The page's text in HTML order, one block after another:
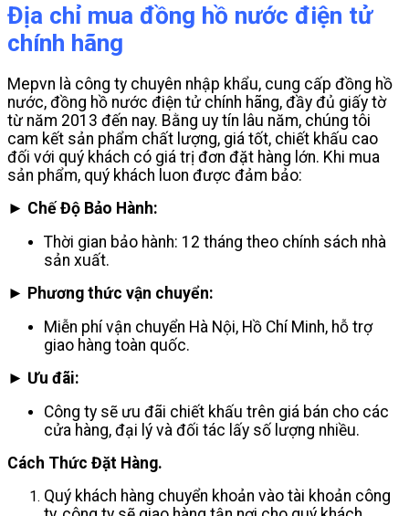
Địa chỉ mua đồng hồ nước điện tử
chính hãng
Mepvn là công ty chuyên nhập khẩu, cung cấp đồng hồ
nước, đồng hồ nước điện tử chính hãng, đầy đủ giấy tờ
từ năm 2013 đến nay. Bằng uy tín lâu năm, chúng tôi
cam kết sản phẩm chất lượng, giá tốt, chiết khấu cao
đối với quý khách có giá trị đơn đặt hàng lớn. Khi mua
sản phẩm, quý khách luon được đảm bảo:
► Chế Độ Bảo Hành:
Thời gian bảo hành: 12 tháng theo chính sách nhà
sản xuất.
► Phương thức vận chuyển:
Miễn phí vận chuyển Hà Nội, Hồ Chí Minh, hỗ trợ
giao hàng toàn quốc.
► Ưu đãi:
Công ty sẽ ưu đãi chiết khấu trên giá bán cho các
cửa hàng, đại lý và đối tác lấy số lượng nhiều.
Cách Thức Đặt Hàng.
Quý khách hàng chuyển khoản vào tài khoản công